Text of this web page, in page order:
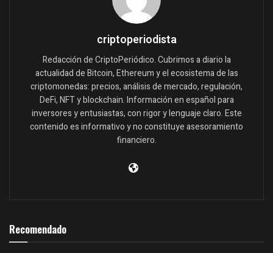
criptoperiodista
Redacción de CriptoPeriódico. Cubrimos a diario la
actualidad de Bitcoin, Ethereum y el ecosistema de las
criptomonedas: precios, análisis de mercado, regulación,
DeFi, NFT y blockchain. Información en español para
inversores y entusiastas, con rigor y lenguaje claro. Este
contenido es informativo y no constituye asesoramiento
financiero.
Recomendado